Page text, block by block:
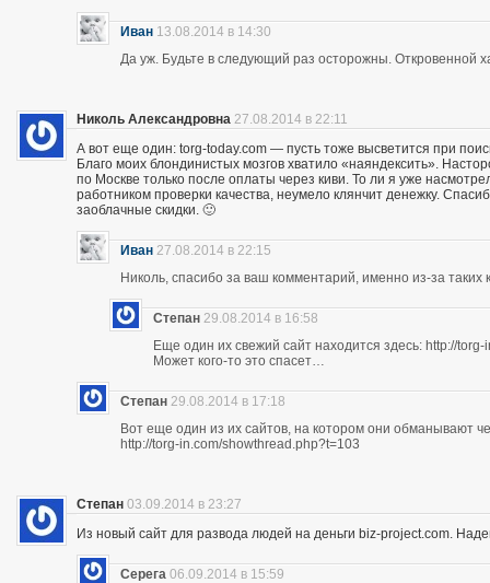
Иван 13.08.2014 в 14:30
Да уж. Будьте в следующий раз осторожны. Откровенной
Николь Александровна 27.08.2014 в 22:11
А вот еще один: torg-today.com — пусть тоже высветится при
Благо моих блондинистых мозгов хватило «наяндексить».
по Москве только после оплаты через киви. То ли я уже
работником проверки качества, неумело клянчит денежку.
заоблачные скидки. 🙂
Иван 27.08.2014 в 22:15
Николь, спасибо за ваш комментарий, именно из-за
Степан 29.08.2014 в 16:58
Еще один их свежий сайт находится здесь: http://
Может кого-то это спасет…
Степан 29.08.2014 в 17:18
Вот еще один из их сайтов, на котором они обманывают
http://torg-in.com/showthread.php?t=103
Степан 03.09.2014 в 23:27
Из новый сайт для развода людей на деньги biz-project.com.
Серега 06.09.2014 в 15:59